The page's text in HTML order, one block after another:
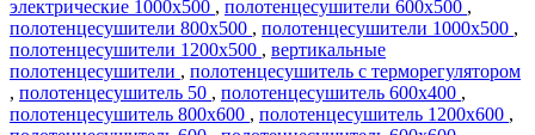
электрические 1000х500 , полотенцесушители 600х500 ,
полотенцесушители 800х500 , полотенцесушители 1000х500 ,
полотенцесушители 1200х500 , вертикальные
полотенцесушители , полотенцесушитель с терморегулятором
, полотенцесушитель 50 , полотенцесушитель 600х400 ,
полотенцесушитель 800х600 , полотенцесушитель 1200х600 ,